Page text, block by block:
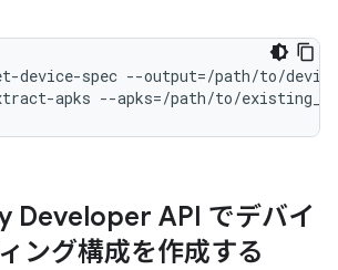
device-spec --output=/path/to/
Developer API でデバイ
ング構成を作成する